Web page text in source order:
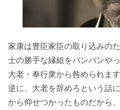
家康は豊臣家臣の取り込みの
士の勝手な縁組をバンバンや
大老・奉行衆から咎められま
逆に、大老を辞めろという話
から仰せつかったものだから